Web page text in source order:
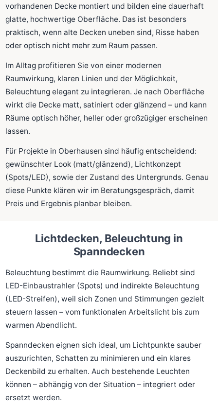
vorhandenen Decke montiert und bilden eine dauerhaft
glatte, hochwertige Oberfläche. Das ist besonders
praktisch, wenn alte Decken uneben sind, Risse haben
oder optisch nicht mehr zum Raum passen.
Im Alltag profitieren Sie von einer modernen
Raumwirkung, klaren Linien und der Möglichkeit,
Beleuchtung elegant zu integrieren. Je nach Oberfläche
wirkt die Decke matt, satiniert oder glänzend – und kann
Räume optisch höher, heller oder großzügiger erscheinen
lassen.
Für Projekte in Oberhausen sind häufig entscheidend:
gewünschter Look (matt/glänzend), Lichtkonzept
(Spots/LED), sowie der Zustand des Untergrunds. Genau
diese Punkte klären wir im Beratungsgespräch, damit
Preis und Ergebnis planbar bleiben.
Lichtdecken, Beleuchtung in
Spanndecken
Beleuchtung bestimmt die Raumwirkung. Beliebt sind
LED-Einbaustrahler (Spots) und indirekte Beleuchtung
(LED-Streifen), weil sich Zonen und Stimmungen gezielt
steuern lassen – vom funktionalen Arbeitslicht bis zum
warmen Abendlicht.
Spanndecken eignen sich ideal, um Lichtpunkte sauber
auszurichten, Schatten zu minimieren und ein klares
Deckenbild zu erhalten. Auch bestehende Leuchten
können – abhängig von der Situation – integriert oder
ersetzt werden.